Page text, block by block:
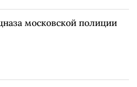
московской полиции